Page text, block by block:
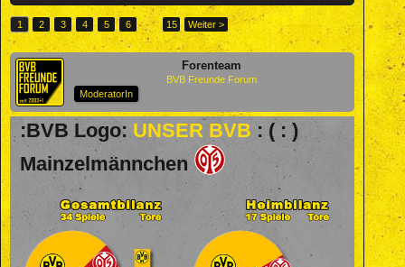
1 2 3 4 5 6 → 15 Weiter >
Forenteam
BVB Freunde Forum
ModeratorIn
:BVB Logo: UNSER BVB : ( : )
Mainzelmännchen